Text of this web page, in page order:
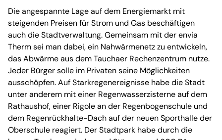
Die angespannte Lage auf dem Energiemarkt mit
steigenden Preisen für Strom und Gas beschäftigen
auch die Stadtverwaltung. Gemeinsam mit der envia
Therm sei man dabei, ein Nahwärmenetz zu entwickeln,
das Abwärme aus dem Tauchaer Rechenzentrum nutze.
Jeder Bürger solle im Privaten seine Möglichkeiten
ausschöpfen. Auf Starkregenereignisse habe die Stadt
unter anderem mit einer Regenwasserzisterne auf dem
Rathaushof, einer Rigole an der Regenbogenschule und
dem Regenrückhalte-Dach auf der neuen Sporthalle der
Oberschule reagiert. Der Stadtpark habe durch die